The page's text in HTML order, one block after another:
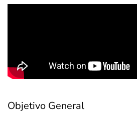
Objetivo General